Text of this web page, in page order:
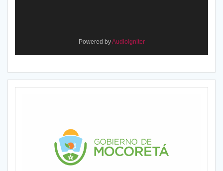
Powered byAudioIgniter